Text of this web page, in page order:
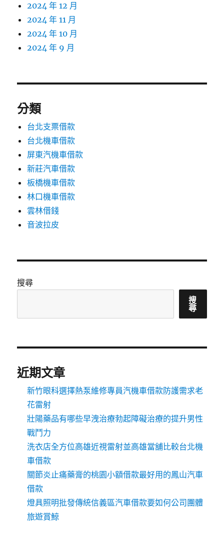
2024 年 12 月
2024 年 11 月
2024 年 10 月
2024 年 9 月
分類
台北支票借款
台北機車借款
屏東汽機車借款
新莊汽車借款
板橋機車借款
林口機車借款
雲林借錢
音波拉皮
搜尋
搜
尋
近期文章
新竹眼科選擇熱泵維修專員汽機車借款防護需求老
花雷射
壯陽藥品有哪些早洩治療勃起障礙治療的提升男性
戰鬥力
洗衣店全方位高雄近視雷射並高雄當舖比較台北機
車借款
關節炎止痛藥膏的桃園小額借款最好用的鳳山汽車
借款
燈具照明批發傳統信義區汽車借款要如何公司團體
旅遊賞鯨